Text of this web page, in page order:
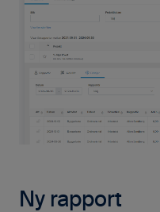
Ny rapport